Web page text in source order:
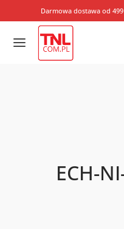
Darmowa dostawa od
ECH-